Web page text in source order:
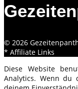
© 2026
* Affiliate Links
Diese Website
Analytics. Wenn du